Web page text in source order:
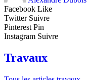
Facebook Like
Twitter Suivre
Pinterest Pin
Instagram Suivre
Travaux